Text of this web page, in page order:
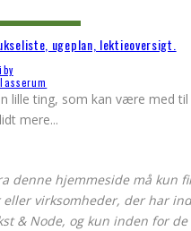
ugeplan, lektieoversigt.
ting, som kan være med til
mere...
denne hjemmeside må kun
virksomheder, der har
& Node, og kun inden for